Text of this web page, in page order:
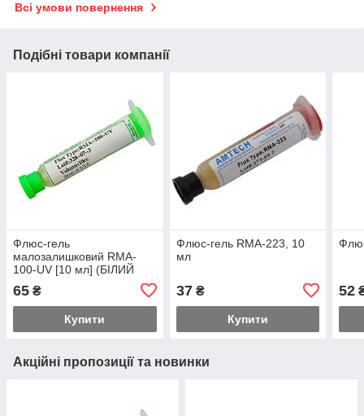
Всі умови повернення
Подібні товари компанії
Флюс-гель
малозалишковий RMA-
100-UV [10 мл] (БІЛИЙ
65 ₴
Купити
Флюс-гель RMA-223, 10
мл
37₴
Купити
52
Акційні пропозиції та новинки